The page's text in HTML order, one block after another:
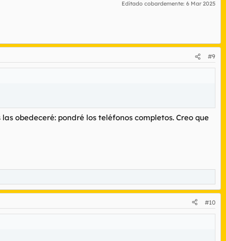
Editado cobardemente: 6 Mar 2025
#9
obedeceré: pondré los teléfonos completos. Creo que
#10